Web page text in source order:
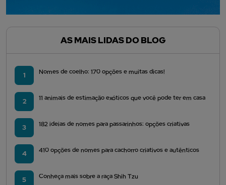
AS MAIS LIDAS DO BLOG
1 Nomes de coelho: 170 opções e muitas dicas!
2 11 animais de estimação exóticos que você pode ter em casa
3 182 ideias de nomes para passarinhos: opções criativas
4 410 opções de nomes para cachorro criativos e autênticos
5 Conheça mais sobre a raça Shih Tzu